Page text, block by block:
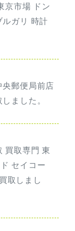
京市場 ドン
ガリ 時計
郵便局前店
ました。
買取専門 東
セイコー
取しまし